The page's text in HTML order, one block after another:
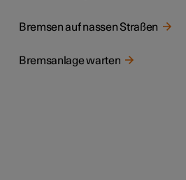
Bremsen auf nassen Straßen
Bremsanlage warten